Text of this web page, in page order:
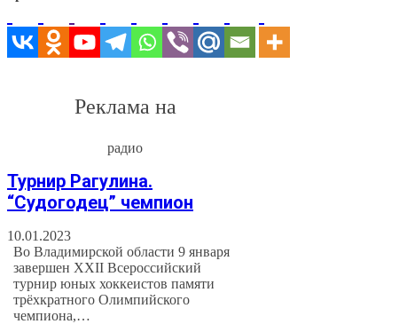
Реклама на
радио
Турнир Рагулина.
“Судогодец” чемпион
10.01.2023
Во Владимирской области 9 января
завершен XXII Всероссийский
турнир юных хоккеистов памяти
трёхкратного Олимпийского
чемпиона,…